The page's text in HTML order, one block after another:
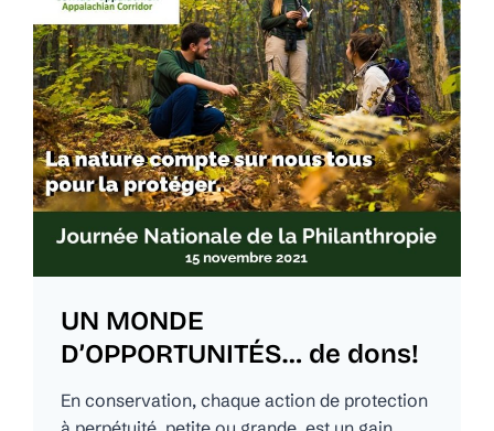
UN MONDE
D’OPPORTUNITÉS… de dons!
En conservation, chaque action de protection